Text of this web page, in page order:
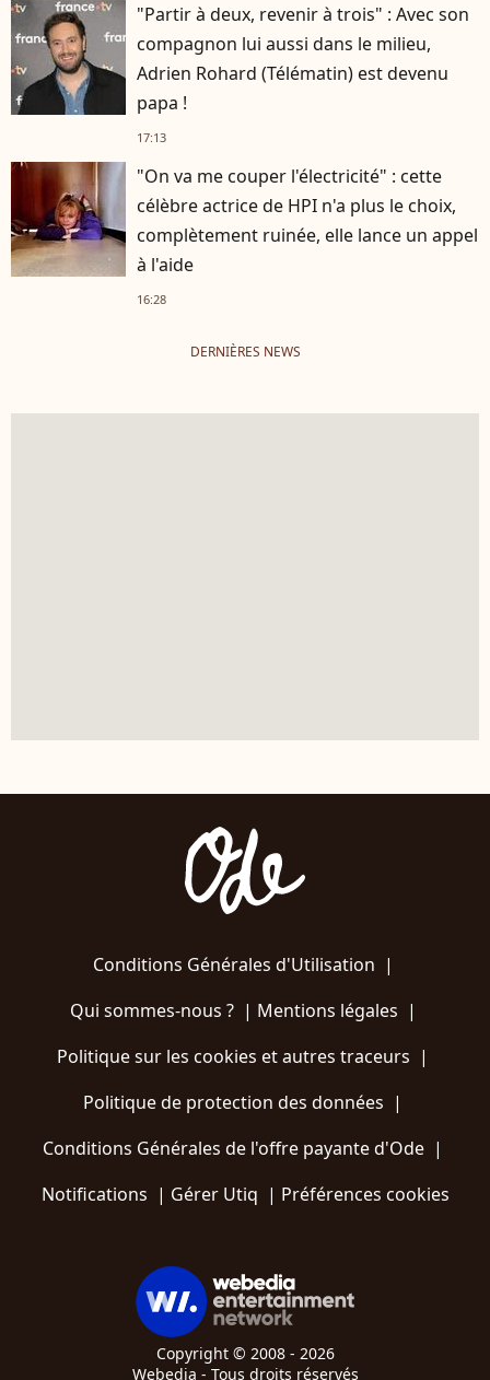
"Partir à deux, revenir à trois" : Avec son
compagnon lui aussi dans le milieu,
Adrien Rohard (Télématin) est devenu
papa !
17:13
"On va me couper l'électricité" : cette
célèbre actrice de HPI n'a plus le choix,
complètement ruinée, elle lance un appel
à l'aide
16:28
DERNIÈRES NEWS
Conditions Générales d'Utilisation |
Qui sommes-nous ?| Mentions légales |
Politique sur les cookies et autres traceurs |
Politique de protection des données |
Conditions Générales de l'offre payante d'Ode |
Notifications | Gérer Utiq | Préférences cookies
Copyright © 2008 - 2026
Webedia - Tous droits réservés